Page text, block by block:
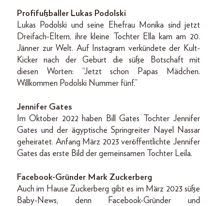
Profifußballer Lukas Podolski
Lukas Podolski und seine Ehefrau Monika sind jetzt
Dreifach-Eltern, ihre kleine Tochter Ella kam am 20.
Jänner zur Welt. Auf Instagram verkündete der Kult-
Kicker nach der Geburt die süße Botschaft mit
diesen Worten: “Jetzt schon Papas Mädchen.
Willkommen Podolski Nummer fünf.”
Jennifer Gates
Im Oktober 2022 haben Bill Gates Tochter Jennifer
Gates und der ägyptische Springreiter Nayel Nassar
geheiratet. Anfang März 2023 veröffentlichte Jennifer
Gates das erste Bild der gemeinsamen Tochter Leila.
Facebook-Gründer Mark Zuckerberg
Auch im Hause Zuckerberg gibt es im März 2023 süße
Baby-News, denn Facebook-Gründer und